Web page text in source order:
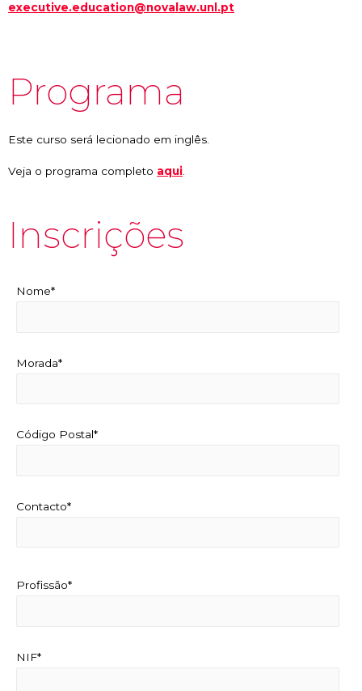
executive.education@novalaw.unl.pt
Programa
Este curso será lecionado em inglês.
Veja o programa completo aqui
Inscrições
Nome*
Morada*
Código Postal*
Contacto*
Profissão*
NIF*